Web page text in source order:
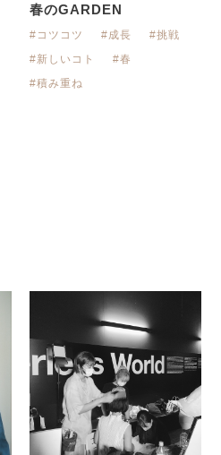
春のGARDEN
#コツコツ #成長
#挑戦
#新しいコト
#春
#積み重ね